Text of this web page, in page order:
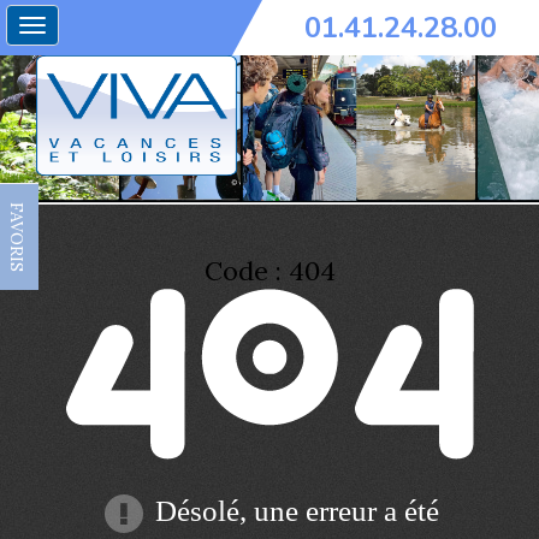
Toggle
navigation
01.41.24.28.00
FAVORIS Code : 404
Désolé, une erreur a été